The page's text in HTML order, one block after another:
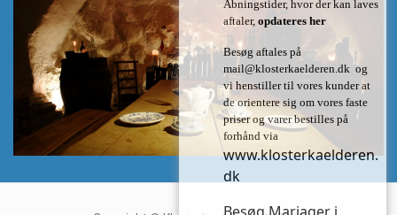
Åbningstider, hvor der kan laves
aftaler, opdateres her
Besøg aftales på
mail@klosterkaelderen.dk og
vi henstiller til vores kunder at
de orientere sig om vores faste
priser og varer bestilles på
forhånd via
www.klosterkaelderen.
dk